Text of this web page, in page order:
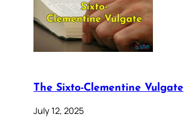
The Sixto-Clementine Vulgate
July 12, 2025